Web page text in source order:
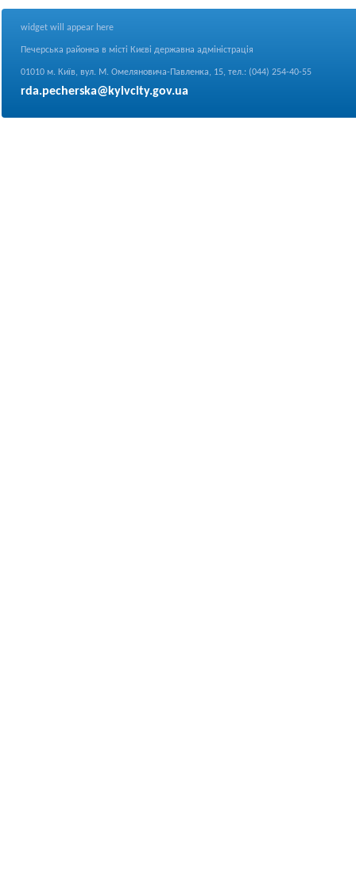
widget will appear here
Печерська районна в місті Києві державна адміністрація
01010 м. Київ, вул. М. Омеляновича-Павленка, 15, тел.: (044) 254-40-55
rda.pecherska@kyivcity.gov.ua